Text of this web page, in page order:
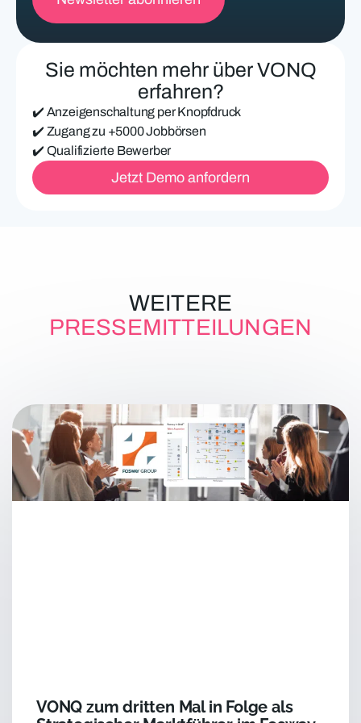
i
h
a
i
l
A
d
Sie möchten mehr über VONQ
erfahren?
✔️ Anzeigenschaltung per Knopfdruck
✔️ Zugang zu +5000 Jobbörsen
✔️ Qualifizierte Bewerber
Jetzt Demo anfordern
WEITERE
PRESSEMITTEILUNGEN
VONQ zum dritten Mal in Folge als